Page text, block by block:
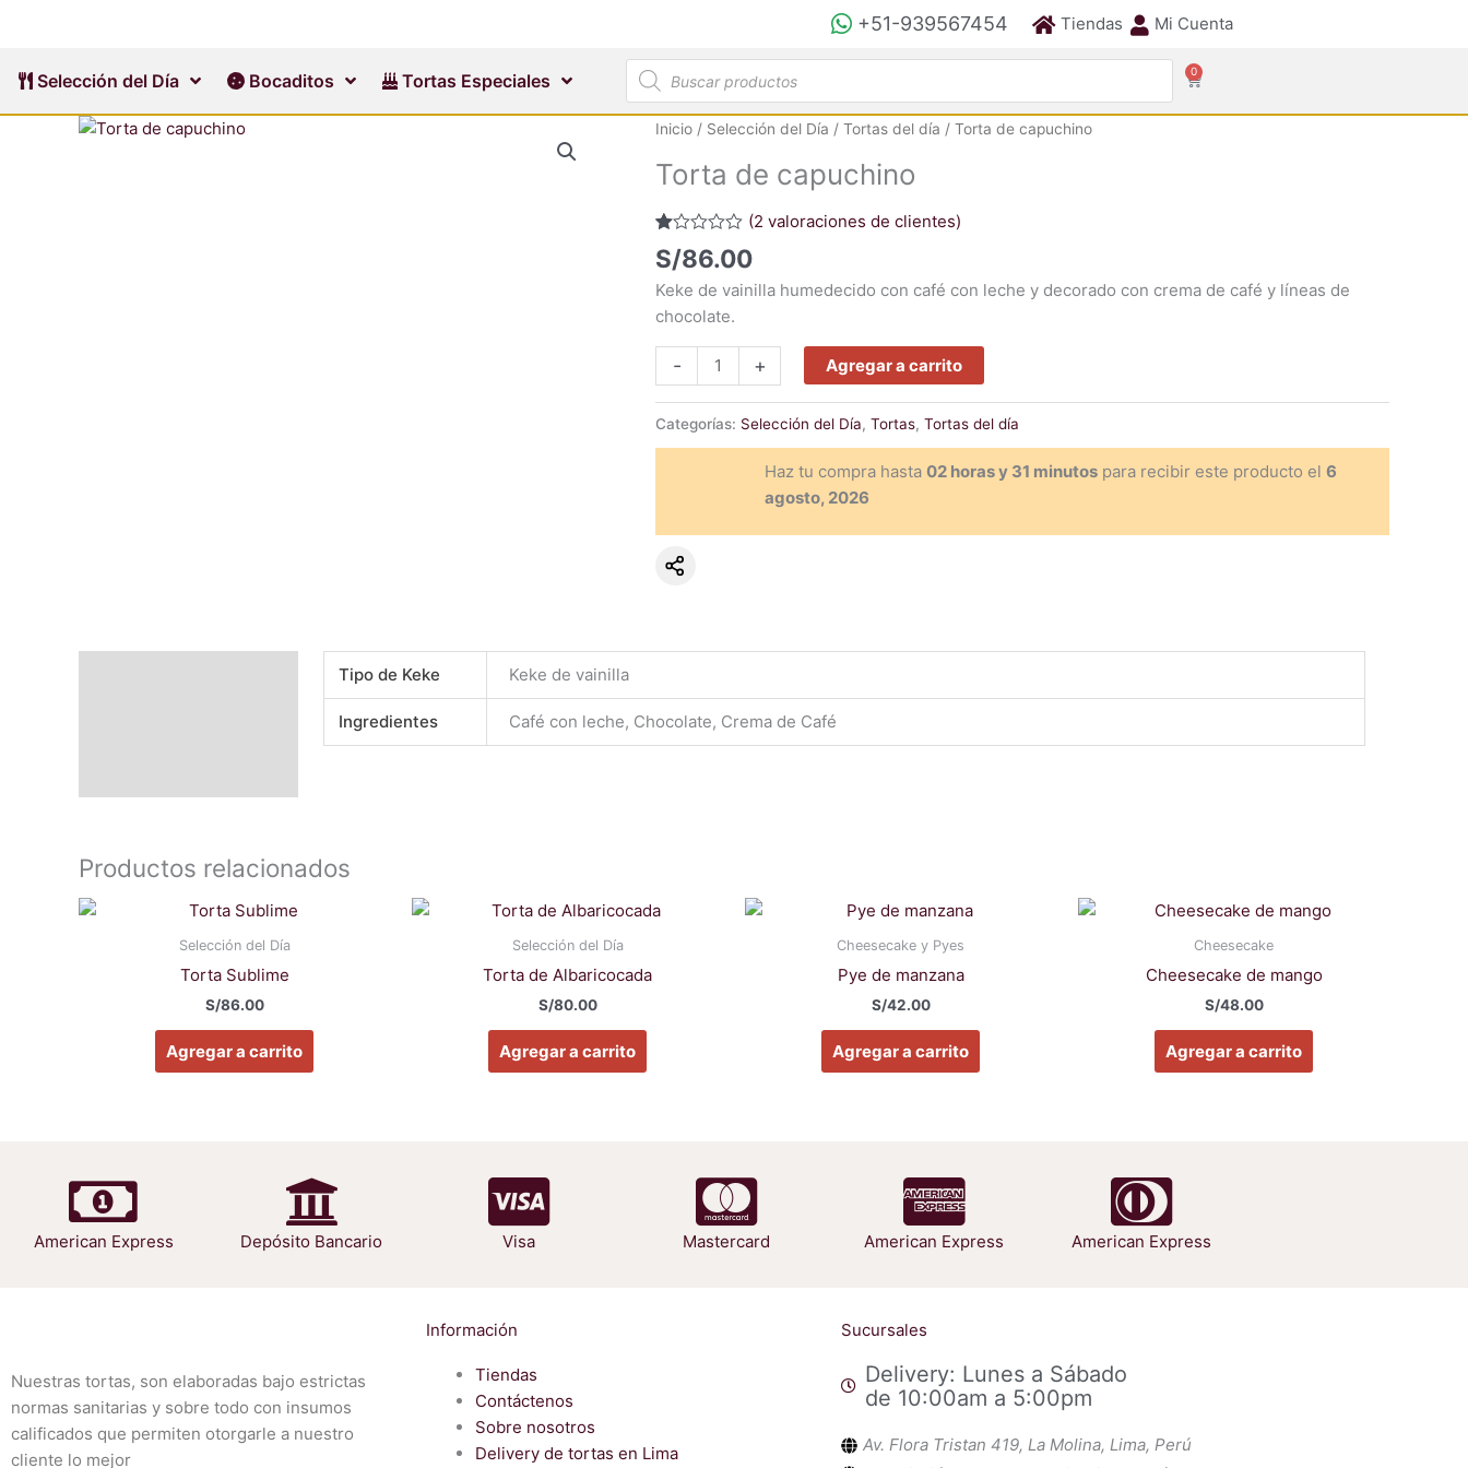
+51-939567454 Tiendas Mi Cuenta
Selección del Día Bocaditos Tortas Especiales
Búsqueda
de
productos
0
Cart
Inicio / Selección del Día / Tortas del día / Torta de capuchino
Torta de capuchino
Valorado
con
de
5
base
2
(2 valoraciones de clientes)
S/86.00
Keke de vainilla humedecido con café con leche y decorado con crema de café y líneas de
chocolate.
-
Torta
capuchino
+ Agregar a carrito
Categorías: Selección del Día, Tortas, Tortas del día
Haz tu compra hasta 02 horas y 31 minutos para recibir este producto el 6
agosto, 2026
Tipo de Keke Keke de vainilla
Ingredientes Café con leche, Chocolate, Crema de Café
Productos relacionados
Selección del Día
Torta Sublime
S/86.00
Agregar a carrito
Selección del Día
Torta de Albaricocada
S/80.00
Agregar a carrito
Cheesecake y Pyes
Pye de manzana
S/42.00
Agregar a carrito
Cheesecake
Cheesecake de mango
S/48.00
Agregar a carrito
American Express Depósito Bancario Visa Mastercard American Express American Express
Nuestras tortas, son elaboradas bajo estrictas
normas sanitarias y sobre todo con insumos
calificados que permiten otorgarle a nuestro
cliente lo mejor
Información
Tiendas
Contáctenos
Sobre nosotros
Delivery de tortas en Lima
Sucursales
Delivery: Lunes a Sábado
de 10:00am a 5:00pm
Av. Flora Tristan 419, La Molina, Lima, Perú